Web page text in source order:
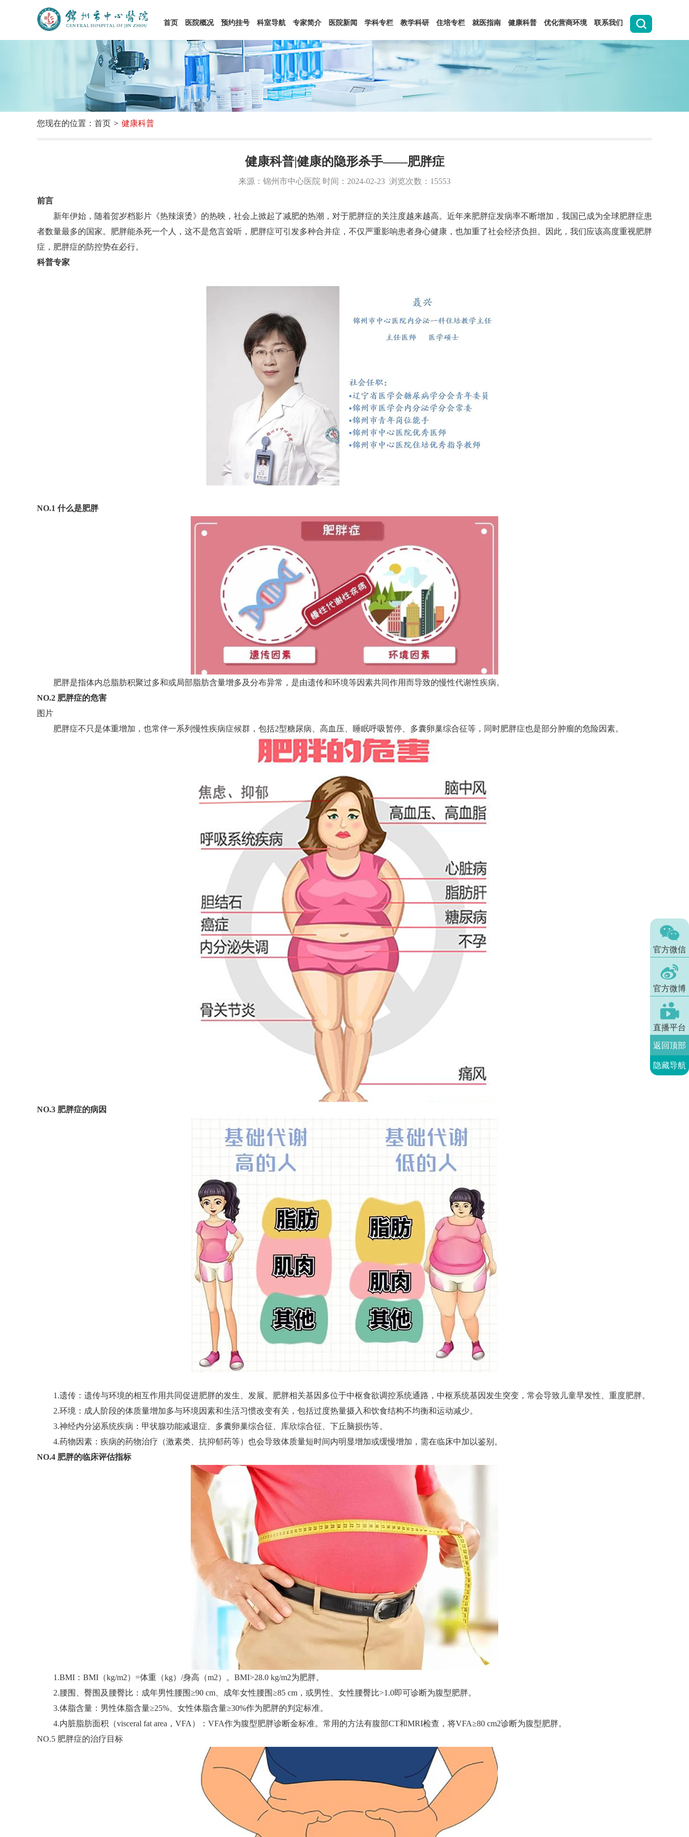

官方微信

官方微博

直播平台
返回顶部
隐藏导航
首页 医院概况 预约挂号 科室导航 专家简介 医院新闻 学科专栏 教学科研 住培专栏 就医指南 健康科普 优化营商环境 联系我们
您现在的位置：首页 健康科普
健康科普|健康的隐形杀手——肥胖症
来源：锦州市中心医院 时间：2024-02-23 浏览次数：15553
前言
新年伊始，随着贺岁档影片《热辣滚烫》的热映，社会上掀起了减肥的热潮，对于肥胖症的关注度越来越高。近年来肥胖症发病率不断增加，我国已成为全球肥胖症患
者数量最多的国家。肥胖能杀死一个人，这不是危言耸听，肥胖症可引发多种合并症，不仅严重影响患者身心健康，也加重了社会经济负担。因此，我们应该高度重视肥胖
症，肥胖症的防控势在必行。
科普专家
NO.1 什么是肥胖
肥胖是指体内总脂肪积聚过多和或局部脂肪含量增多及分布异常，是由遗传和环境等因素共同作用而导致的慢性代谢性疾病。
NO.2 肥胖症的危害
图片
肥胖症不只是体重增加，也常伴一系列慢性疾病症候群，包括2型糖尿病、高血压、睡眠呼吸暂停、多囊卵巢综合征等，同时肥胖症也是部分肿瘤的危险因素。
NO.3 肥胖症的病因
1.遗传：遗传与环境的相互作用共同促进肥胖的发生、发展。肥胖相关基因多位于中枢食欲调控系统通路，中枢系统基因发生突变，常会导致儿童早发性、重度肥胖。
2.环境：成人阶段的体质量增加多与环境因素和生活习惯改变有关，包括过度热量摄入和饮食结构不均衡和运动减少。
3.神经内分泌系统疾病：甲状腺功能减退症、多囊卵巢综合征、库欣综合征、下丘脑损伤等。
4.药物因素：疾病的药物治疗（激素类、抗抑郁药等）也会导致体质量短时间内明显增加或缓慢增加，需在临床中加以鉴别。
NO.4 肥胖的临床评估指标
1.BMI：BMI（kg/m2）=体重（kg）/身高（m2）。BMI>28.0 kg/m2为肥胖。
2.腰围、臀围及腰臀比：成年男性腰围≥90 cm、成年女性腰围≥85 cm，或男性、女性腰臀比>1.0即可诊断为腹型肥胖。
3.体脂含量：男性体脂含量≥25%、女性体脂含量≥30%作为肥胖的判定标准。
4.内脏脂肪面积（visceral fat area，VFA）：VFA作为腹型肥胖诊断金标准。常用的方法有腹部CT和MRI检查，将VFA≥80 cm2诊断为腹型肥胖。
NO.5 肥胖症的治疗目标